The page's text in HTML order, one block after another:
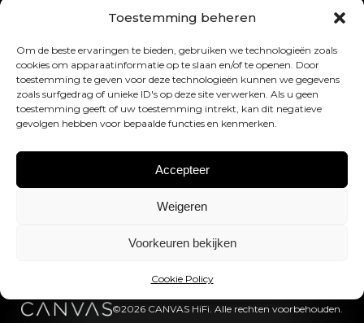
Toestemming beheren
Om de beste ervaringen te bieden, gebruiken we technologieën zoals
cookies om apparaatinformatie op te slaan en/of te openen. Door
toestemming te geven voor deze technologieën kunnen we gegevens
zoals surfgedrag of unieke ID's op deze site verwerken. Als u geen
toestemming geeft of uw toestemming intrekt, kan dit negatieve
gevolgen hebben voor bepaalde functies en kenmerken.
Accepteer
Weigeren
Voorkeuren bekijken
Cookie Policy
hello@canvashifi.com Bel +45 29 75 00 45
CANVAS HiFi ApS
Flade Engvej 4
BTW-nummer:DK43519425
©2026 CANVAS HiFi. Alle rechten voorbehouden.